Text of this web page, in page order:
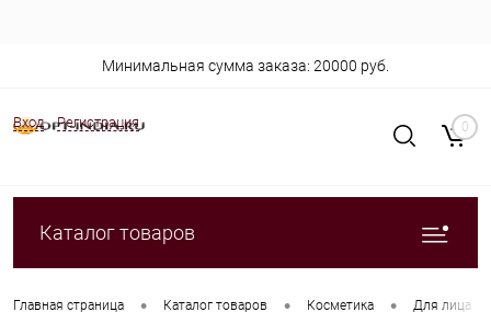
Вход Регистрация
Минимальная сумма заказа: 20000 руб.
0
Каталог товаров
Главная страница • Каталог товаров • Косметика • Для лица